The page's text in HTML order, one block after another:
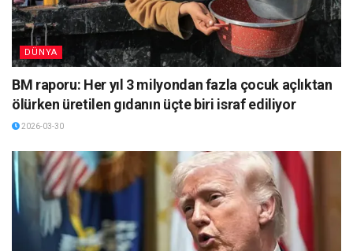
DÜNYA
BM raporu: Her yıl 3 milyondan fazla çocuk açlıktan
ölürken üretilen gıdanın üçte biri israf ediliyor
2026-03-30